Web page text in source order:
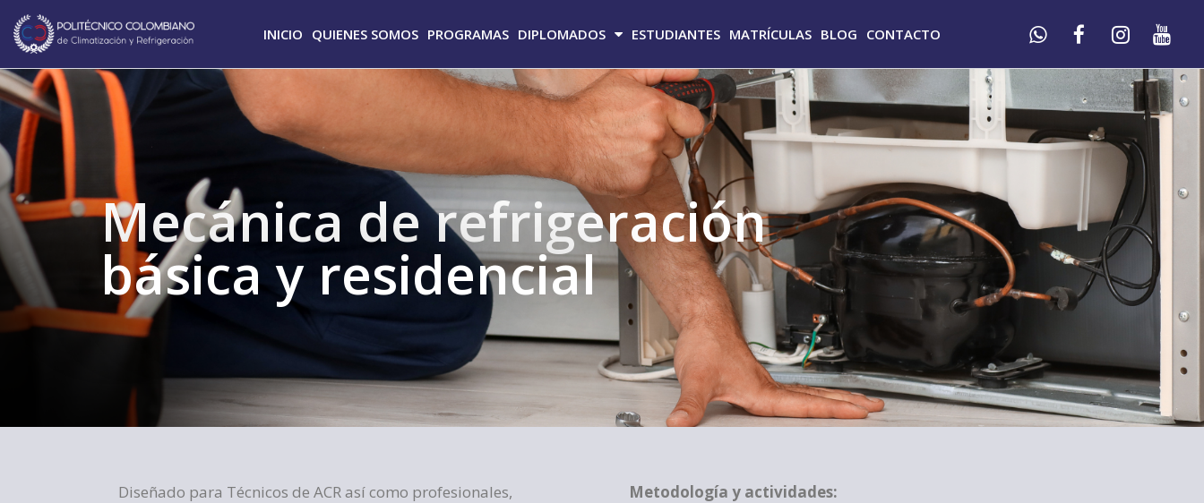
INICIO QUIENES SOMOS PROGRAMAS DIPLOMADOS ESTUDIANTES MATRÍCULAS BLOG CONTACTO
Mecánica de refrigeración
básica y residencial
Diseñado para Técnicos de ACR así como profesionales,
Metodología y actividades: